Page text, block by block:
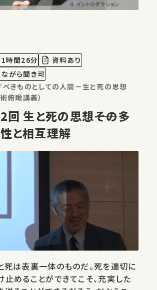
1時間26分
資料あり
ながら聞き可
べきものとしての人間－生と死の思想
術俯瞰講義）
の思想――その多
と相互理解
死は表裏一体のものだ。死を適切に
止めることができてこそ、充実した